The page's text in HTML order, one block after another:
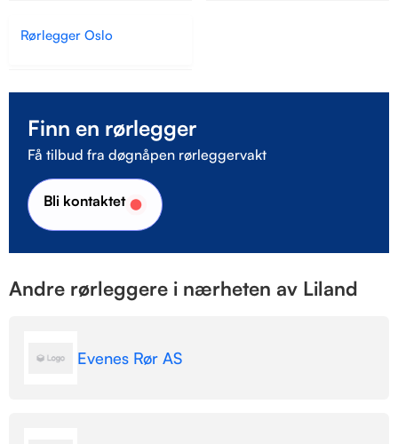
Rørlegger Oslo
Finn en rørlegger
Få tilbud fra døgnåpen rørleggervakt
Bli kontaktet
Andre rørleggere i nærheten av Liland
Evenes Rør AS